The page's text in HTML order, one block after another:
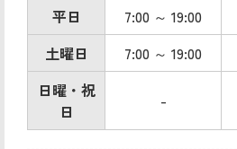
平日
7:00 ～ 19:00
土曜日
7:00 ～ 19:00
日曜・祝
日
-